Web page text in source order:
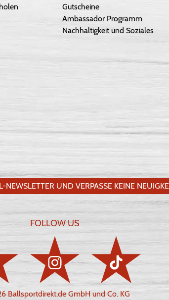
Gutscheine
Ambassador Programm
Nachhaltigkeit und Soziales
UND VERPASSE KEINE
FOLLOW US
Ballsportdirekt.de GmbH und Co. KG